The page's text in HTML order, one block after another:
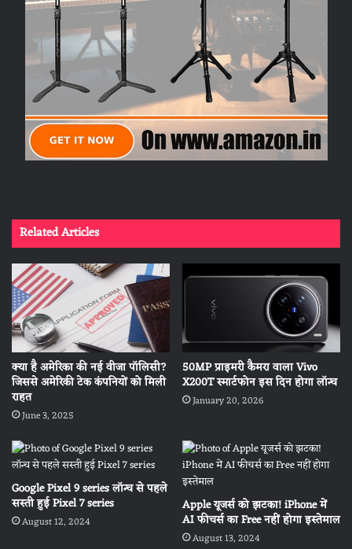
Related Articles
क्या है अमेरिका की नई वीजा पॉलिसी?
जिससे अमेरिकी टेक कंपनियों को मिली
राहत
June 3, 2025
50MP प्राइमरी कैमरा वाला Vivo
X200T स्मार्टफोन इस दिन होगा लॉन्च
January 20, 2026
Google Pixel 9 series लॉन्च से पहले
सस्ती हुई Pixel 7 series
August 12, 2024
Apple यूजर्स को झटका! iPhone में
AI फीचर्स का Free नहीं होगा इस्तेमाल
August 13, 2024